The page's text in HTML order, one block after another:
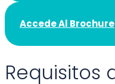
Accede Al Brochure
Requisitos